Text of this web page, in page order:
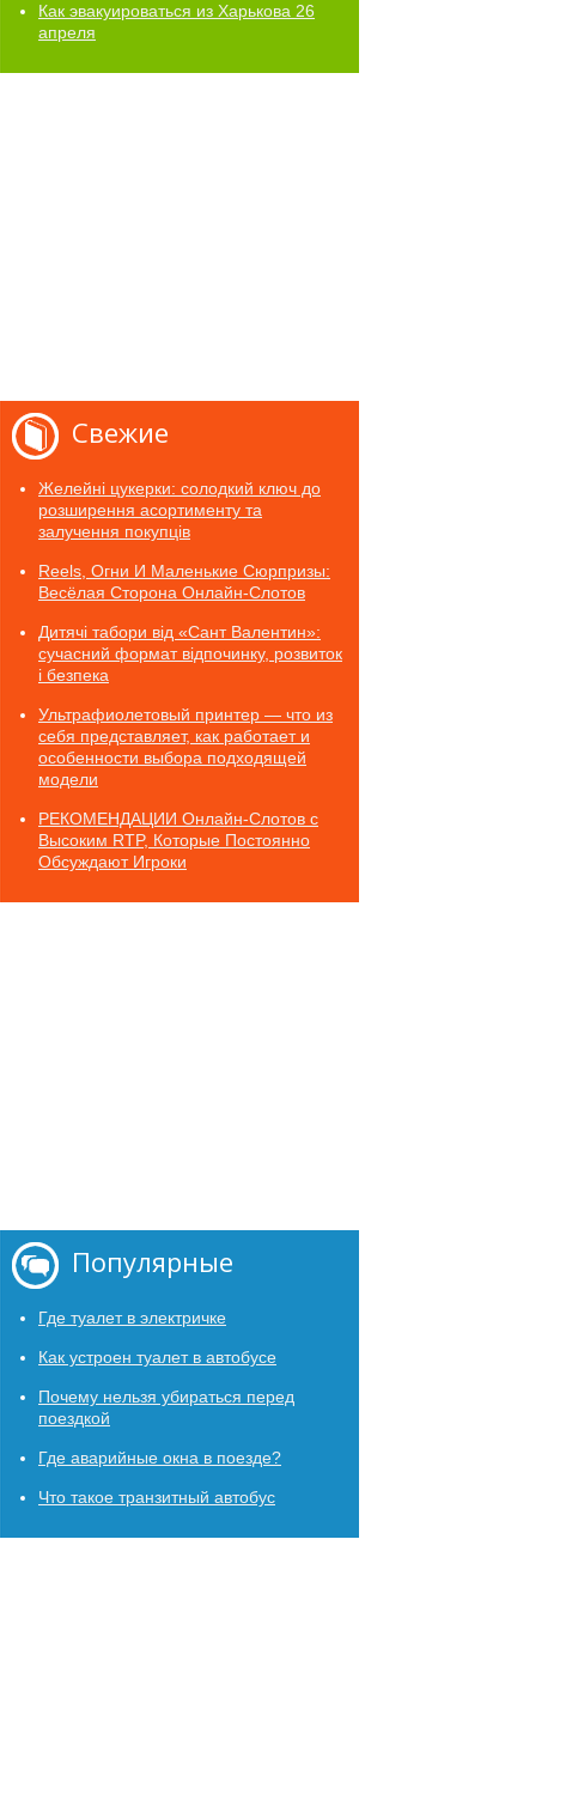
Как эвакуироваться из Харькова 26
апреля
Свежие
Желейні цукерки: солодкий ключ до
розширення асортименту та
залучення покупців
Reels, Огни И Маленькие Сюрпризы:
Весёлая Сторона Онлайн-Слотов
Дитячі табори від «Сант Валентин»:
сучасний формат відпочинку, розвиток
і безпека
Ультрафиолетовый принтер — что из
себя представляет, как работает и
особенности выбора подходящей
модели
РЕКОМЕНДАЦИИ Онлайн-Слотов с
Высоким RTP, Которые Постоянно
Обсуждают Игроки
Популярные
Где туалет в электричке
Как устроен туалет в автобусе
Почему нельзя убираться перед
поездкой
Где аварийные окна в поезде?
Что такое транзитный автобус